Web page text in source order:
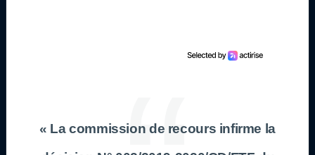
« La commission de recours infirme la